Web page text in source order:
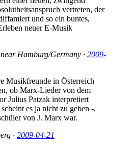
vertreten, der
und so ein buntes,
neuer E-Musik
Hamburg/Germany · 2009-
Musikfreunde in Österreich
ob Marx-Lieder von dem
Julius Patzak interpretiert
es ja nicht zu geben -,
von J. Marx war.
· 2009-04-21